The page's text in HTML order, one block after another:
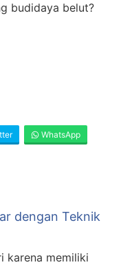
budidaya belut?
WhatsApp
dengan Teknik
karena memiliki